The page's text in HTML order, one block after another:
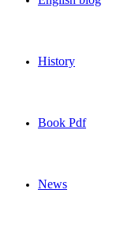
History
Book Pdf
News